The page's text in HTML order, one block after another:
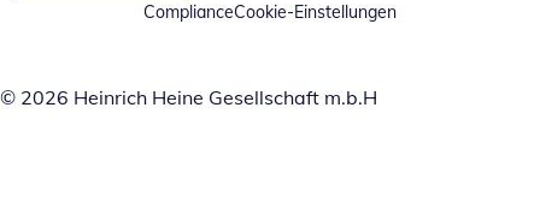
ComplianceCookie-Einstellungen
© 2026 Heinrich Heine Gesellschaft m.b.H